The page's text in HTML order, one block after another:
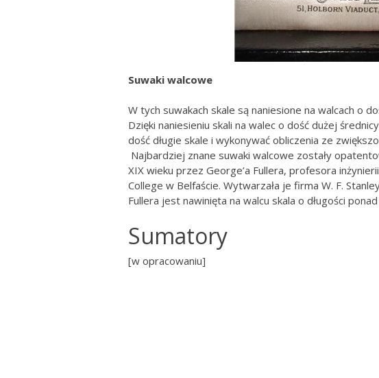
Suwaki walcowe
W tych suwakach skale są naniesione na walcach o
Dzięki naniesieniu skali na walec o dość dużej
dość długie skale i wykonywać obliczenia ze
Najbardziej znane suwaki walcowe zostały
XIX wieku przez George’a Fullera, profesora
College w Belfaście. Wytwarzała je firma W. F.
Fullera jest nawinięta na walcu skala o długości
Sumatory
[w opracowaniu]